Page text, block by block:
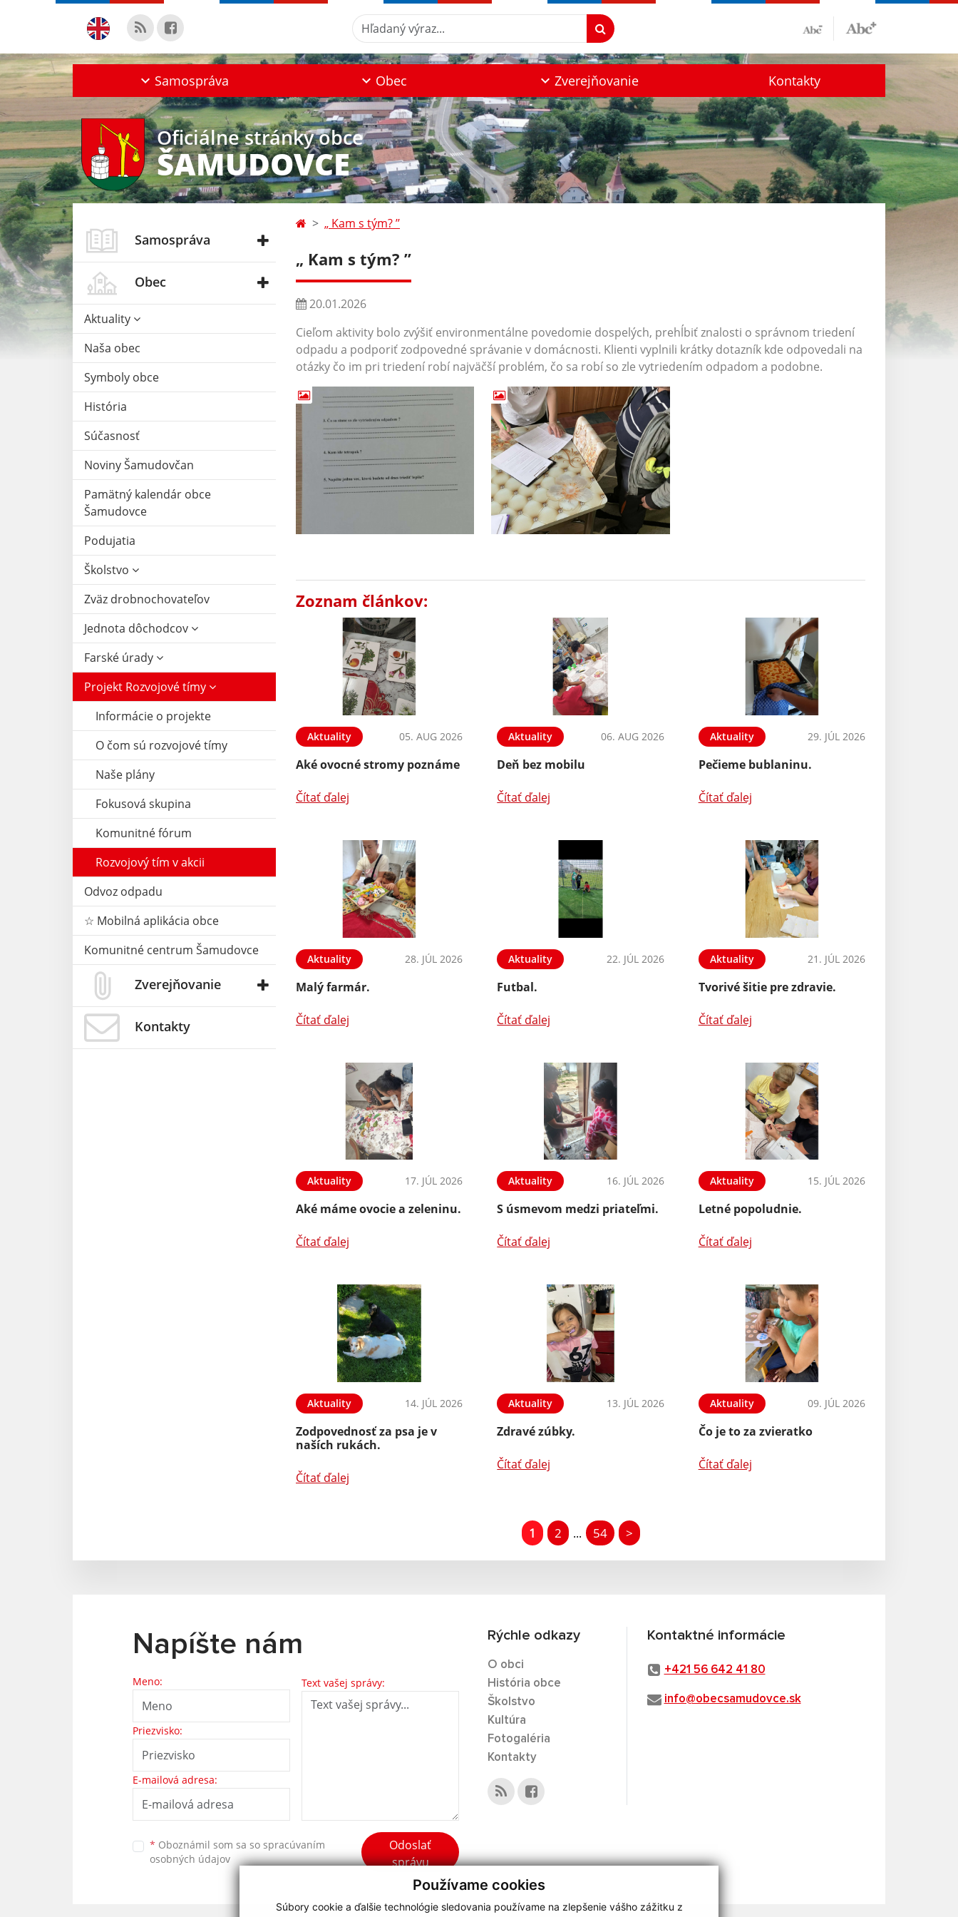
Používame cookies
Súbory cookie a ďalšie technológie sledovania používame na zlepšenie vášho zážitku z
Hľadaný výraz...
Samospráva Obec Zverejňovanie Kontakty
Oficiálne stránky obce
ŠAMUDOVCE
Samospráva
Obec
Aktuality
Naša obec
Symboly obce
História
Súčasnosť
Noviny Šamudovčan
Pamätný kalendár obce
Šamudovce
Podujatia
Školstvo
Zväz drobnochovateľov
Jednota dôchodcov
Farské úrady
Projekt Rozvojové tímy
Informácie o projekte
O čom sú rozvojové tímy
Naše plány
Fokusová skupina
Komunitné fórum
Rozvojový tím v akcii
Odvoz odpadu
☆ Mobilná aplikácia obce
Komunitné centrum Šamudovce
Zverejňovanie
Kontakty
„ Kam s tým? ’’
„ Kam s tým? ’’
20.01.2026
Cieľom aktivity bolo zvýšiť environmentálne povedomie dospelých, prehĺbiť znalosti o správnom triedení
odpadu a podporiť zodpovedné správanie v domácnosti. Klienti vyplnili krátky dotazník kde odpovedali na
otázky čo im pri triedení robí najväčší problém, čo sa robí so zle vytriedením odpadom a podobne.
Zoznam článkov:
Aktuality 05. AUG 2026
Aké ovocné stromy poznáme
Čítať ďalej
Aktuality 06. AUG 2026
Deň bez mobilu
Čítať ďalej
Aktuality 29. JÚL 2026
Pečieme bublaninu.
Čítať ďalej
Aktuality 28. JÚL 2026
Malý farmár.
Čítať ďalej
Aktuality 22. JÚL 2026
Futbal.
Čítať ďalej
Aktuality 21. JÚL 2026
Tvorivé šitie pre zdravie.
Čítať ďalej
Aktuality 17. JÚL 2026
Aké máme ovocie a zeleninu.
Čítať ďalej
Aktuality 16. JÚL 2026
S úsmevom medzi priateľmi.
Čítať ďalej
Aktuality 15. JÚL 2026
Letné popoludnie.
Čítať ďalej
Aktuality 14. JÚL 2026
Zodpovednosť za psa je v
naších rukách.
Čítať ďalej
Aktuality 13. JÚL 2026
Zdravé zúbky.
Čítať ďalej
Aktuality 09. JÚL 2026
Čo je to za zvieratko
Čítať ďalej
1 2 ... 54 >
Napíšte nám
Meno:
Priezvisko:
E-mailová adresa:
Text vašej správy:
* Oboznámil som sa so spracúvaním
osobných údajov
Odoslať
správu
Rýchle odkazy
O obci
História obce
Školstvo
Kultúra
Fotogaléria
Kontakty
Kontaktné informácie
+421 56 642 41 80
info@obecsamudovce.sk